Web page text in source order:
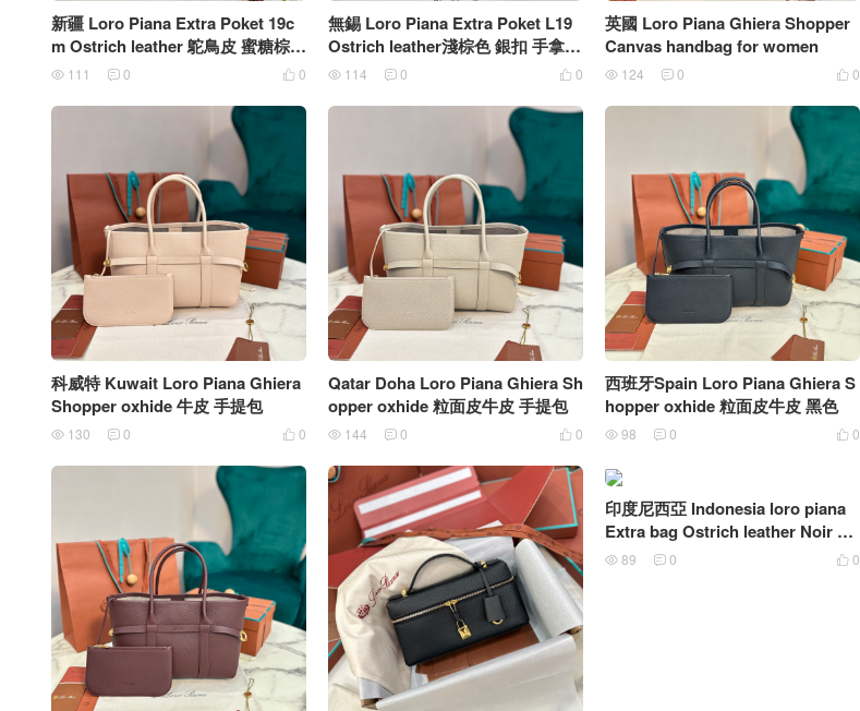
新疆 Loro Piana Extra Poket 19c
m Ostrich leather 鴕鳥皮 蜜糖棕
銀扣
 0
 111  0
無錫 Loro Piana Extra Poket L19
Ostrich leather淺棕色 銀扣 手拿斜
挎包
 0
 114  0
英國 Loro Piana Ghiera Shopper
Canvas handbag for women
 0
 124  0
科威特 Kuwait Loro Piana Ghiera
Shopper oxhide 牛皮 手提包
 0
 130  0
Qatar Doha Loro Piana Ghiera Sh
opper oxhide 粒面皮牛皮 手提包
 0
 144  0
西班牙Spain Loro Piana Ghiera S
hopper oxhide 粒面皮牛皮 黑色
 0
 98  0
印度尼西亞 Indonesia loro piana
Extra bag Ostrich leather Noir 黑
色
 0
 89  0